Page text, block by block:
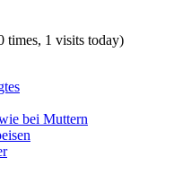
times, 1 visits today)
bei Muttern